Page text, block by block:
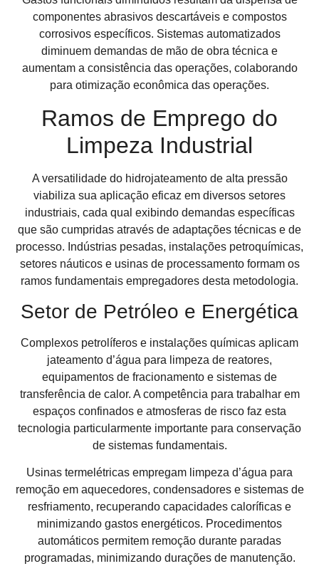
componentes abrasivos descartáveis e compostos
corrosivos específicos. Sistemas automatizados
diminuem demandas de mão de obra técnica e
aumentam a consistência das operações, colaborando
para otimização econômica das operações.
Ramos de Emprego do
Limpeza Industrial
A versatilidade do hidrojateamento de alta pressão
viabiliza sua aplicação eficaz em diversos setores
industriais, cada qual exibindo demandas específicas
que são cumpridas através de adaptações técnicas e de
processo. Indústrias pesadas, instalações petroquímicas,
setores náuticos e usinas de processamento formam os
ramos fundamentais empregadores desta metodologia.
Setor de Petróleo e Energética
Complexos petrolíferos e instalações químicas aplicam
jateamento d’água para limpeza de reatores,
equipamentos de fracionamento e sistemas de
transferência de calor. A competência para trabalhar em
espaços confinados e atmosferas de risco faz esta
tecnologia particularmente importante para conservação
de sistemas fundamentais.
Usinas termelétricas empregam limpeza d’água para
remoção em aquecedores, condensadores e sistemas de
resfriamento, recuperando capacidades caloríficas e
minimizando gastos energéticos. Procedimentos
automáticos permitem remoção durante paradas
programadas, minimizando durações de manutenção.